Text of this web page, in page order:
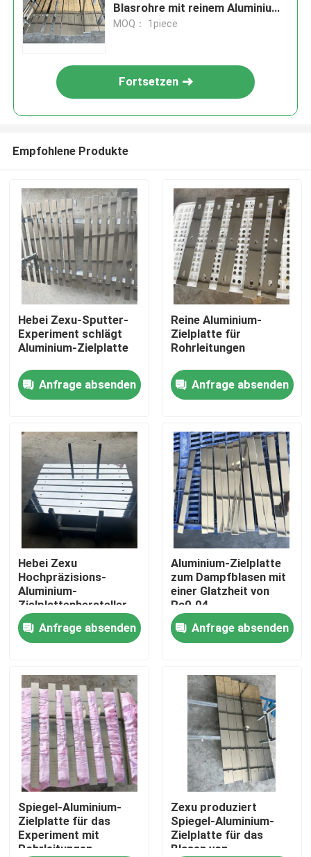
Haus
Produkte
Videos
VR-Show
Über uns
Fabrik-Ausflug
Qualitätskontrolle
Treten Sie mit uns in Verbindung
Nachrichten
Fordern Sie ein Zitat
Blasrohre mit reinem Aluminium-
Zielplatte
MOQ： 1piece
Fortsetzen
Empfohlene Produkte
Hebei Zexu-Sputter-
Experiment schlägt
Aluminium-Zielplatte
Anfrage absenden
Reine Aluminium-
Zielplatte für
Rohrleitungen
Anfrage absenden
Hebei Zexu
Hochpräzisions-
Aluminium-
Zielplattenhersteller
Anfrage absenden
Aluminium-Zielplatte
zum Dampfblasen mit
einer Glatzheit von
Ra0.04
Anfrage absenden
Spiegel-Aluminium-
Zielplatte für das
Experiment mit
Rohrleitungen
Zexu produziert
Spiegel-Aluminium-
Zielplatte für das
Blasen von